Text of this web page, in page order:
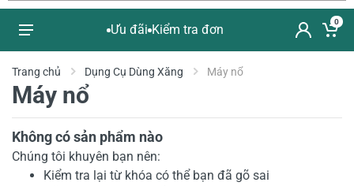
Ưu đãi Kiểm tra đơn
0
Trang chủ Dụng Cụ Dùng Xăng Máy nổ
Máy nổ
Không có sản phẩm nào
Chúng tôi khuyên bạn nên:
Kiểm tra lại từ khóa có thể bạn đã gõ sai